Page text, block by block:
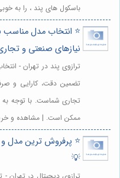
باسکول های پند ، را به
⭐️ انتخاب مدل مناسب
نیازهای صنعتی و
ترازوی پند در تهران -
تضمین دقت، کارایی و
تجاری شماست. با توجه به
ممکن است. | مشاهده و
⭐️ پرفروش ترین مدل و
💡
ترازوی دیجیتال در تهران